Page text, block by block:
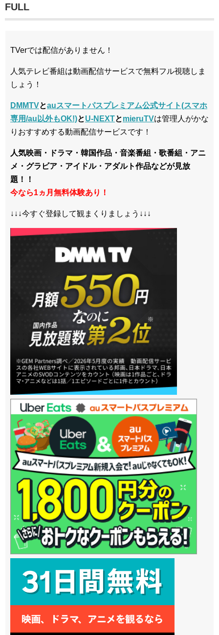
FULL
TVerでは配信がありません！
人気テレビ番組は動画配信サービスで無料フル視聴しま
しょう！
DMMTVとauスマートパスプレミアム公式サイト(スマホ
専用/au以外もOK!)とU-NEXTとmieruTVは管理人がかな
りおすすめする動画配信サービスです！
人気映画・ドラマ・韓国作品・音楽番組・歌番組・アニ
メ・グラビア・アイドル・アダルト作品などが見放
題！！
今なら1ヵ月無料体験あり！
↓↓↓今すぐ登録して観まくりましょう↓↓↓